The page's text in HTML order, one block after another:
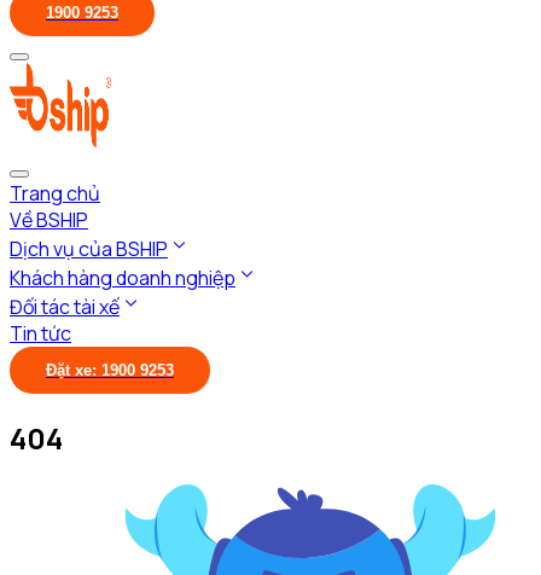
1900 9253
Trang chủ
Về BSHIP
Dịch vụ của BSHIP
Khách hàng doanh nghiệp
Đối tác tài xế
Tin tức
Đặt xe: 1900 9253
404